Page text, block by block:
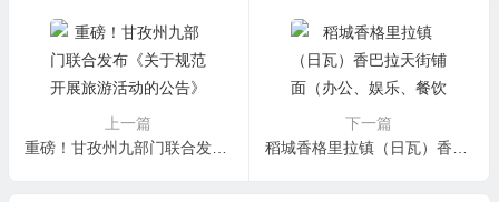
上一篇
重磅！甘孜州九部门联合发布《关于规范开展旅游活动的公告》
下一篇